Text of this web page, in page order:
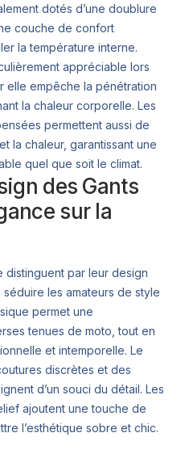
dotés d’une doublure
couche de confort
la température interne.
appréciable lors
elle empêche la pénétration
la chaleur corporelle. Les
permettent aussi de
la chaleur, garantissant une
quel que soit le climat.
des Gants
sur la
distinguent par leur design
les amateurs de style
permet une
tenues de moto, tout en
et intemporelle. Le
discrètes et des
d’un souci du détail. Les
ajoutent une touche de
l’esthétique sobre et chic.